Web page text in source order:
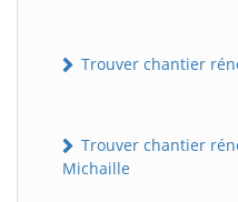
Trouver chantier
Trouver chantier
Michaille